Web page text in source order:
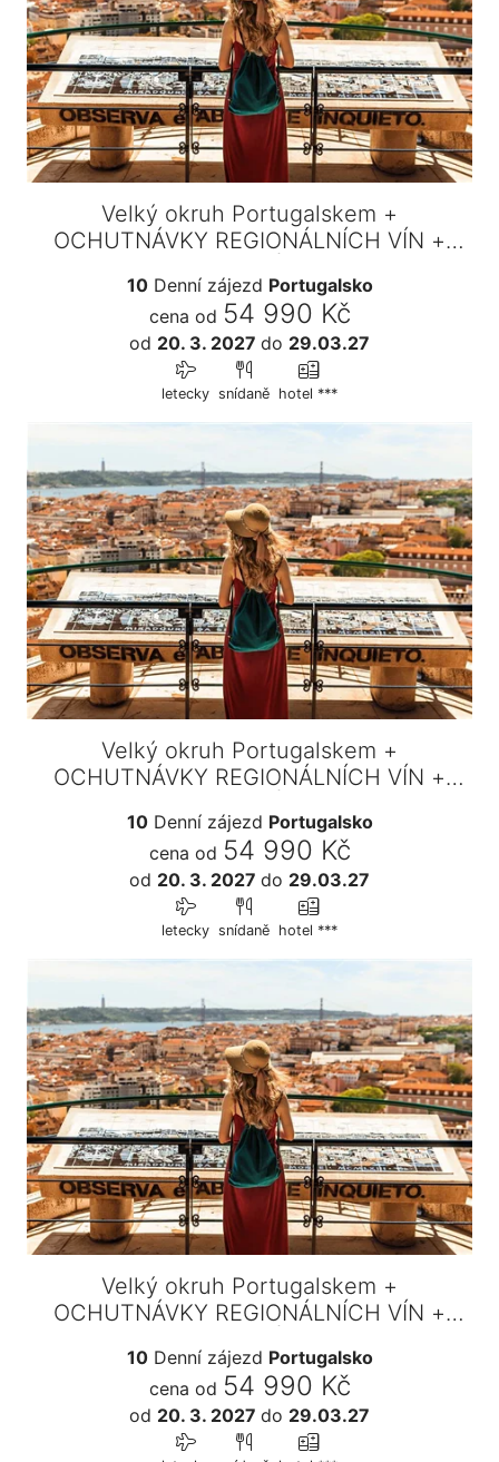
Velký okruh Portugalskem +
OCHUTNÁVKY REGIONÁLNÍCH VÍN +
10Denní zájezd Portugalsko
cena od 54 990 Kč
od 20. 3. 2027 do 29.03.27
letecky snídaně hotel ***
Velký okruh Portugalskem +
OCHUTNÁVKY REGIONÁLNÍCH VÍN +
10Denní zájezd Portugalsko
cena od 54 990 Kč
od 20. 3. 2027 do 29.03.27
letecky snídaně hotel ***
Velký okruh Portugalskem +
OCHUTNÁVKY REGIONÁLNÍCH VÍN +
10Denní zájezd Portugalsko
cena od 54 990 Kč
od 20. 3. 2027 do 29.03.27